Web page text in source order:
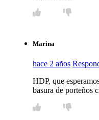
Marina
hace 2 años
HDP, que
basura de porteños